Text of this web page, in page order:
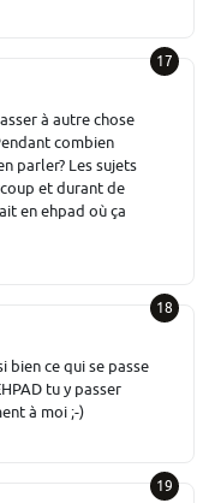
17
à autre chose
combien
parler? Les sujets
et durant de
en ehpad où ça
18
bien ce qui se passe
tu y passer
à moi ;-)
19